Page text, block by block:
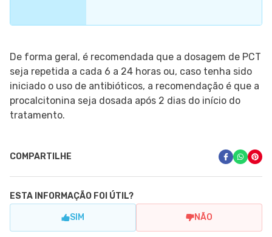
De forma geral, é recomendada que a dosagem de PCT
seja repetida a cada 6 a 24 horas ou, caso tenha sido
iniciado o uso de antibióticos, a recomendação é que a
procalcitonina seja dosada após 2 dias do início do
tratamento.
COMPARTILHE
ESTA INFORMAÇÃO FOI ÚTIL?
SIM NÃO